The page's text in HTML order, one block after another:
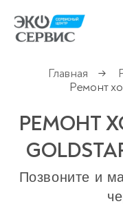
Главная →
Ремонт
РЕМОНТ
Позвоните и